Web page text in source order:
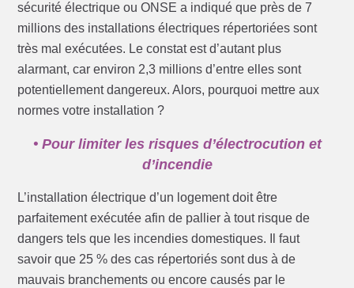
sécurité électrique ou ONSE a indiqué que près de 7
millions des installations électriques répertoriées sont
très mal exécutées. Le constat est d’autant plus
alarmant, car environ 2,3 millions d’entre elles sont
potentiellement dangereux. Alors, pourquoi mettre aux
normes votre installation ?
• Pour limiter les risques d’électrocution et
d’incendie
L’installation électrique d’un logement doit être
parfaitement exécutée afin de pallier à tout risque de
dangers tels que les incendies domestiques. Il faut
savoir que 25 % des cas répertoriés sont dus à de
mauvais branchements ou encore causés par le